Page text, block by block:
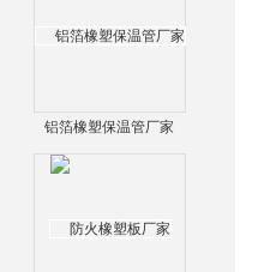
铝箔橡塑保温管厂家